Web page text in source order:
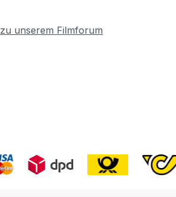
unserem Filmforum